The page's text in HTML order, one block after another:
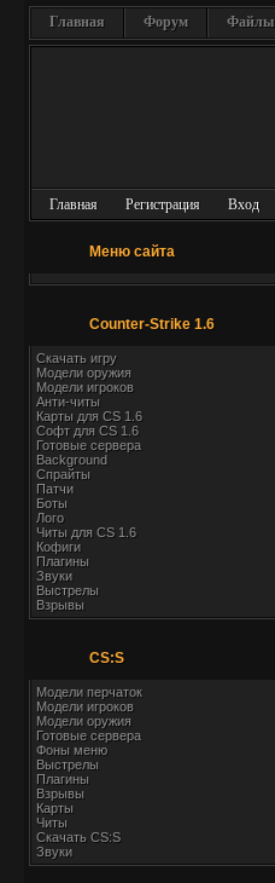
Главная Форум Файлы
Главная Регистрация Вход
Меню сайта
Counter-Strike 1.6
Скачать игру
Модели оружия
Модели игроков
Анти-читы
Карты для СS 1.6
Софт для CS 1.6
Готовые сервера
Background
Спрайты
Патчи
Боты
Лого
Читы для CS 1.6
Кофиги
Плагины
Звуки
Выстрелы
Взрывы
CS:S
Модели перчаток
Модели игроков
Модели оружия
Готовые сервера
Фоны меню
Выстрелы
Плагины
Взрывы
Карты
Читы
Скачать CS:S
Звуки